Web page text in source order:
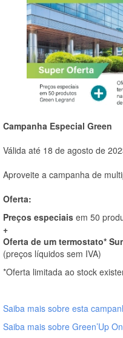
Campanha Especial Green
Válida até 18 de agosto de
Aproveite a campanha de
Oferta:
Preços especiais em 50
+
Oferta de um termostato*
(preços líquidos sem IVA)
*Oferta limitada ao stock
Saiba mais sobre esta
Saiba mais sobre Green’Up